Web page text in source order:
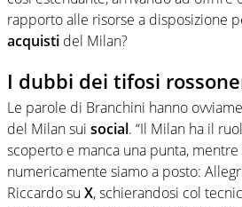
rapporto alle risorse a disposizione
acquisti del Milan?
I dubbi dei tifosi
Le parole di Branchini hanno
del Milan sui social. “Il Milan ha il
scoperto e manca una punta,
numericamente siamo a posto:
Riccardo su X, schierandosi col